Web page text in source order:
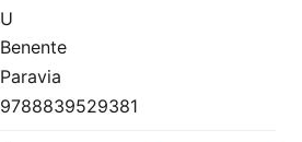
U
Benente
Paravia
9788839529381